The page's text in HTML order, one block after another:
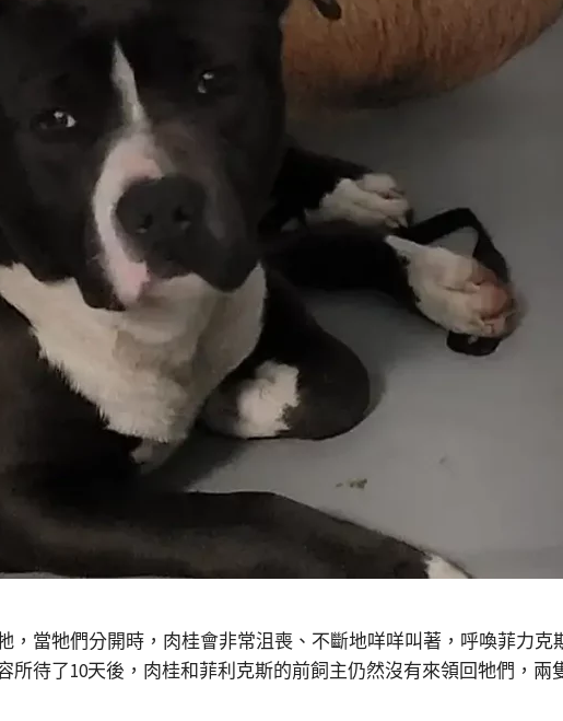
當牠們分開時，肉桂會非常沮喪、不斷地咩咩叫著，呼喚菲力
待了10天後，肉桂和菲利克斯的前飼主仍然沒有來領回牠們，